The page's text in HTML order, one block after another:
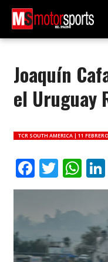
Joaquín
el Uruguay
TCR SOUTH AMERICA | 11